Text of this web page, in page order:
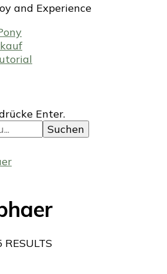
and Experience
Enter.